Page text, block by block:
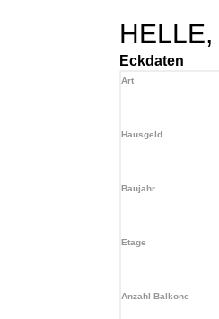
Eckdaten
Art
Hausgeld
Baujahr
Etage
Anzahl Balkone